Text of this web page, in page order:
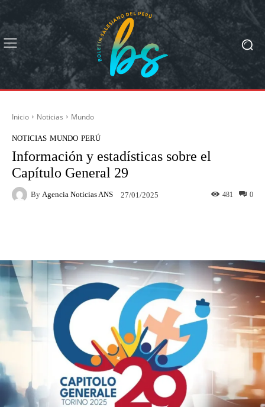
Inicio Noticias Mundo
NOTICIAS MUNDO PERÚ
Información y estadísticas sobre el
Capítulo General 29
By Agencia Noticias ANS 27/01/2025 0
481